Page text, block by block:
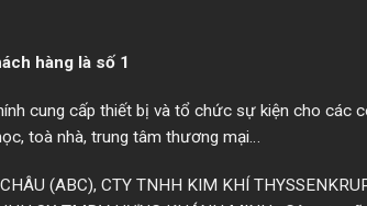
hàng là số 1
cung cấp thiết bị và tổ chức sự kiện cho các
toà nhà, trung tâm thương mại…
(ABC), CTY TNHH KIM KHÍ